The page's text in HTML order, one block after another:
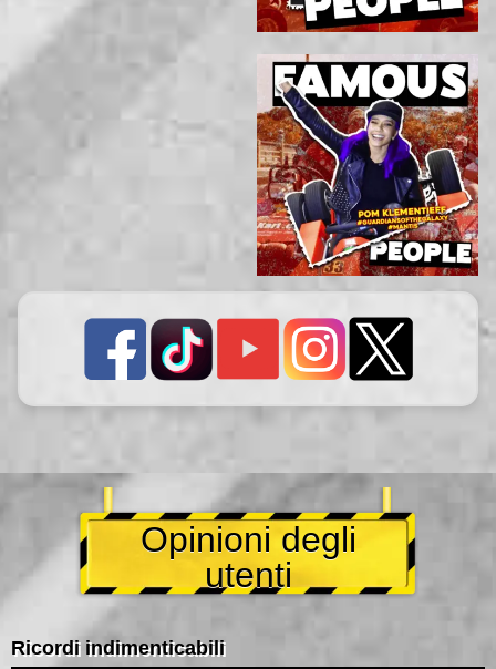
Opinioni degli
utenti
Ricordi indimenticabili